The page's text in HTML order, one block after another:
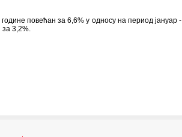
повећан за 6,6% у односу на период јануар -
за 3,2%.